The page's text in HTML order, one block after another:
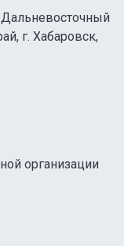
г. Хабаровск,
организации